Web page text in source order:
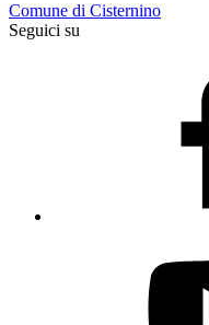
Comune di Cisternino
Seguici su